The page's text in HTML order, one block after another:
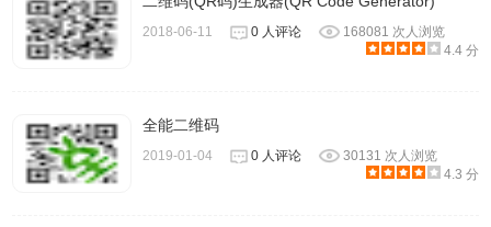
2018-06-11 0 人评论
168081 次人浏览
4.4 分
全能二维码
2019-01-04 0 人评论
30131 次人浏览
4.3 分